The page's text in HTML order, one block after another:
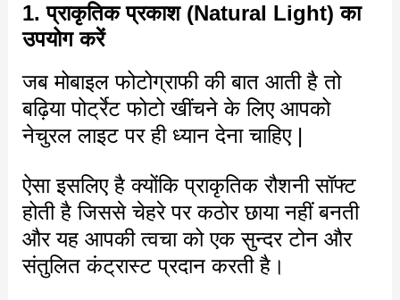
1. प्राकृतिक प्रकाश (Natural Light) का
उपयोग करें
जब मोबाइल फोटोग्राफी की बात आती है तो
बढ़िया पोर्ट्रेट फोटो खींचने के लिए आपको
नेचुरल लाइट पर ही ध्यान देना चाहिए |
ऐसा इसलिए है क्योंकि प्राकृतिक रौशनी सॉफ्ट
होती है जिससे चेहरे पर कठोर छाया नहीं बनती
और यह आपकी त्वचा को एक सुन्दर टोन और
संतुलित कंट्रास्ट प्रदान करती है।